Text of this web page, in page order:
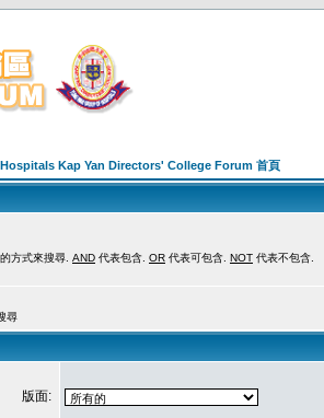
Kap Yan Directors' College Forum 首頁
方式來搜尋. AND 代表包含. OR 代表可包含. NOT 代表不包含.
尋
版面: